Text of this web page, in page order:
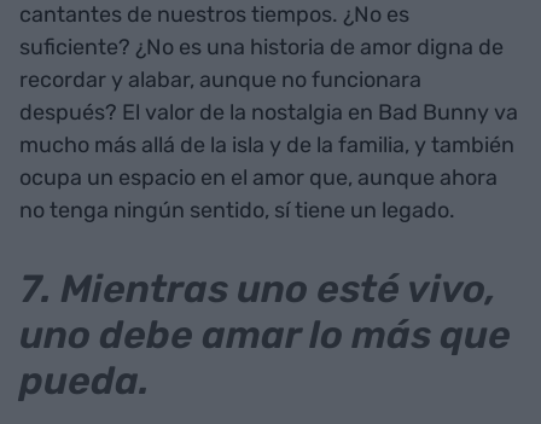
cantantes de nuestros tiempos. ¿No es
suficiente? ¿No es una historia de amor digna de
recordar y alabar, aunque no funcionara
después? El valor de la nostalgia en Bad Bunny va
mucho más allá de la isla y de la familia, y también
ocupa un espacio en el amor que, aunque ahora
no tenga ningún sentido, sí tiene un legado.
7. Mientras uno esté vivo,
uno debe amar lo más que
pueda.